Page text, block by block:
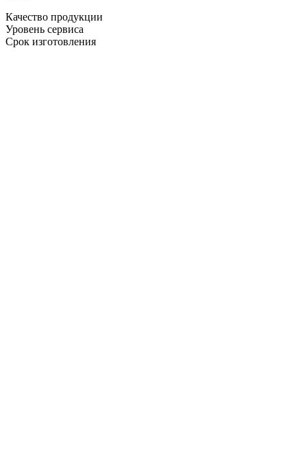
Качество продукции
Уровень сервиса
Срок изготовления